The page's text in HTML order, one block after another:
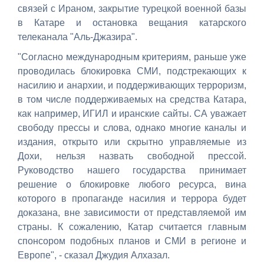
связей с Ираном, закрытие турецкой военной базы
в Катаре и остановка вещания катарского
телеканала "Аль-Джазира".
"Согласно международным критериям, раньше уже
проводилась блокировка СМИ, подстрекающих к
насилию и анархии, и поддерживающих терроризм,
в том числе поддерживаемых на средства Катара,
как например, ИГИЛ и иранские сайты. СА уважает
свободу прессы и слова, однако многие каналы и
издания, открыто или скрытно управляемые из
Дохи, нельзя назвать свободной прессой.
Руководство нашего государства принимает
решение о блокировке любого ресурса, вина
которого в пропаганде насилия и террора будет
доказана, вне зависимости от представляемой им
страны. К сожалению, Катар считается главным
спонсором подобных планов и СМИ в регионе и
Европе", - сказал Джудия Алхазал.